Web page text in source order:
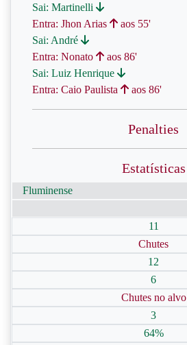
Sai: Martinelli
Entra: Jhon Arias
aos 55'
Sai: André
Entra: Nonato
aos 86'
Sai: Luiz Henrique
Entra: Caio Paulista
aos 86'
Penalties
Estatísticas
Fluminense
11
Chutes
12
6
Chutes no alvo
3
64%